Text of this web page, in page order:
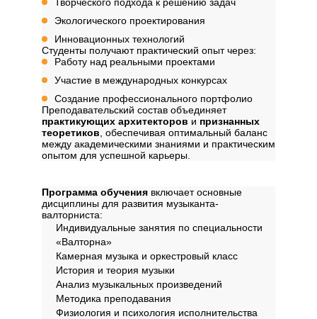
Экологического проектирования
Инновационных технологий
Студенты получают практический опыт через:
Работу над реальными проектами
Участие в международных конкурсах
Создание профессионального портфолио
Преподавательский состав объединяет
практикующих архитекторов и признанных
теоретиков , обеспечивая оптимальный баланс
между академическими знаниями и практическим
опытом для успешной карьеры.
Программа обучения включает основные
дисциплины для развития музыканта-
валторниста:
Индивидуальные занятия по специальности
«Валторна»
Камерная музыка и оркестровый класс
История и теория музыки
Анализ музыкальных произведений
Методика преподавания
Физиология и психология исполнительства